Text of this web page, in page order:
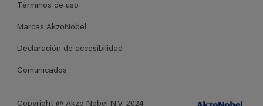
Términos de uso
Marcas AkzoNobel
Declaración de accesibilidad
Comunicados